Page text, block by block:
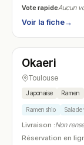
Vote rapideAucun
Voir la fiche→
N° 17
Okaeri
Toulouse
Japonaise Ramen
Ramen shio
Livraison :Non
Réservation en